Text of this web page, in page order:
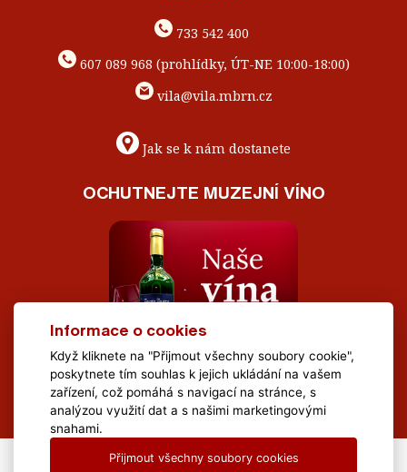
733 542 400
607 089 968 (prohlídky, ÚT-NE 10:00-18:00)
vila@vila.mbrn.cz
Jak se k nám dostanete
OCHUTNEJTE MUZEJNÍ VÍNO
Informace o cookies
Když kliknete na "Přijmout všechny soubory cookie",
poskytnete tím souhlas k jejich ukládání na vašem
zařízení, což pomáhá s navigací na stránce, s
analýzou využití dat a s našimi marketingovými
snahami.
Přijmout všechny soubory cookies